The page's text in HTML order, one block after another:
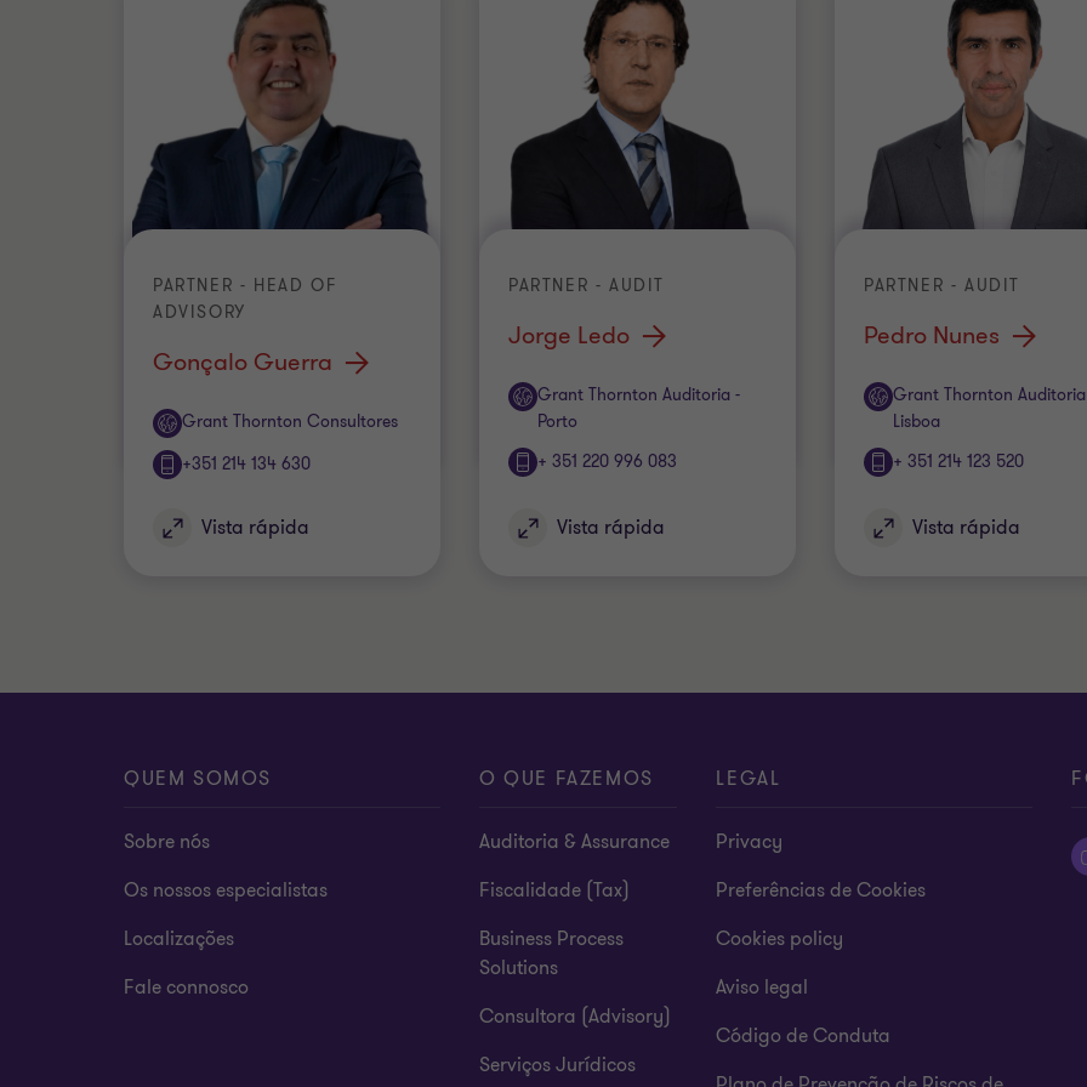
Gonçalo Guerra
PARTNER - HEAD OF
ADVISORY
Grant Thornton Consultores
Escritório
+351 214 134 630
Vista rápida
Jorge Ledo
PARTNER - AUDIT
Grant Thornton Auditoria -
Porto
Escritório
+ 351 220 996 083
Vista rápida
Pedro Nunes
PARTNER - AUDIT
Grant Thornton
Lisboa
Escritório
+ 351 214 123 520
Vista rápida
QUEM SOMOS
Sobre nós
Os nossos especialistas
Localizações
Fale connosco
O QUE FAZEMOS
Auditoria & Assurance
Fiscalidade (Tax)
Business Process
Solutions
Consultora (Advisory)
Serviços Jurídicos
LEGAL
Privacy
Preferências de Cookies
Cookies policy
Aviso legal
Código de Conduta